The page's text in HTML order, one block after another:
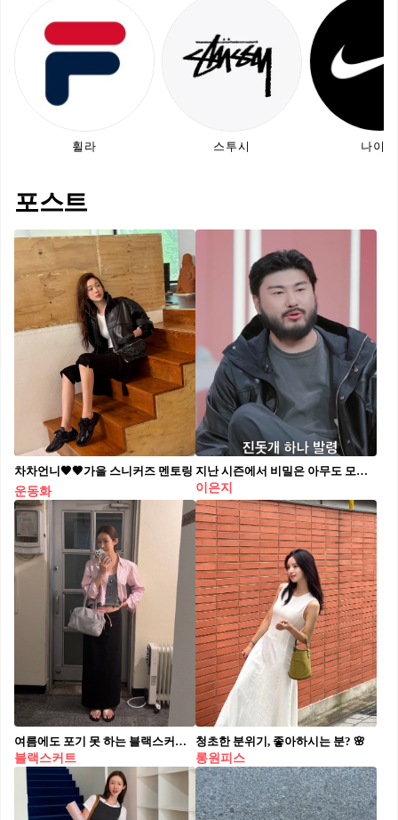
휠라 스투시 나이키
포스트
차차언니🖤🤎가을 스니커즈 멘토링
운동화
지난 시즌에서 비밀은 아무도 모르는 파격적인 이불 속 키스 씬으로 과몰입 유발했던 모솔들이 돌아왔습니다. 💋
이은지
여름에도 포기 못 하는 블랙스커트🖤
블랙스커트
청초한 분위기, 좋아하시는 분? 🌸
롱원피스